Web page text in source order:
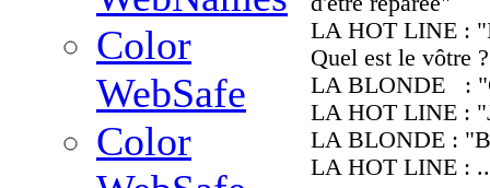
Color
WebSafe
Color
LA HOT LINE :
Quel est le vôtre
LA BLONDE :
LA HOT LINE :
LA BLONDE :
LA HOT LINE :